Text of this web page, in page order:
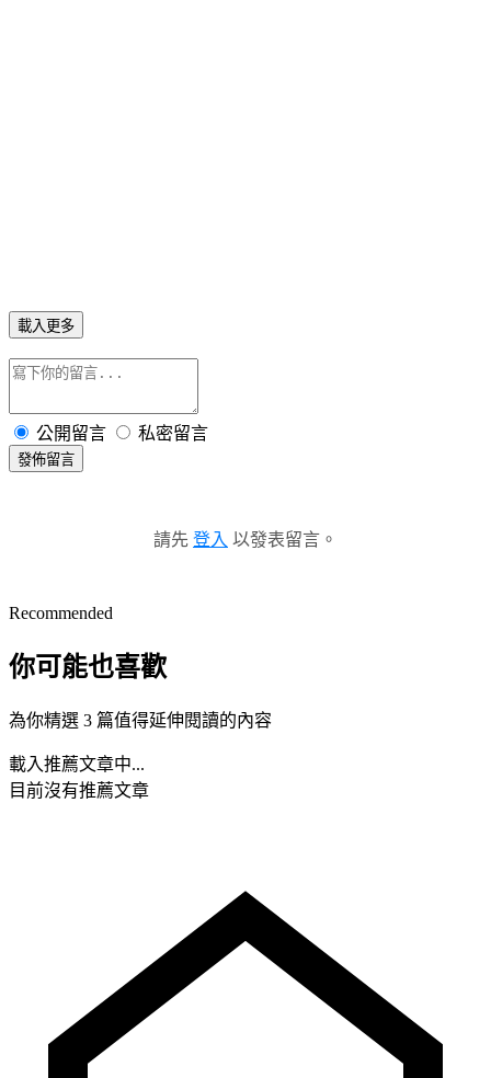
載入更多
公開留言 私密留言
發佈留言
請先 登入 以發表留言。
Recommended
你可能也喜歡
為你精選 3 篇值得延伸閱讀的內容
載入推薦文章中...
目前沒有推薦文章